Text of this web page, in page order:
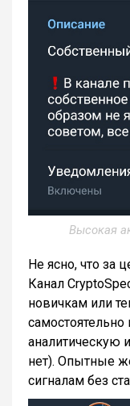
Высокая
Не ясно, что за
Канал
новичкам или
самостоятельно
аналитическую
нет). Опытные
сигналам без